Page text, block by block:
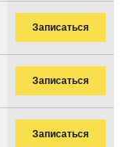
Записаться
Записаться
Записаться